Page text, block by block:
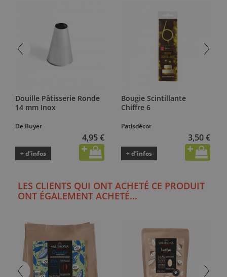
Douille Pâtisserie Ronde
14 mm Inox
De Buyer
4,95 €
+ d’infos
Bougie Scintillante
Chiffre 6
Patisdécor
3,50 €
+ d’infos
LES CLIENTS QUI ONT ACHETÉ CE PRODUIT
ONT ÉGALEMENT ACHETÉ...